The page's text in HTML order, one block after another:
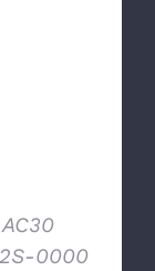
0000